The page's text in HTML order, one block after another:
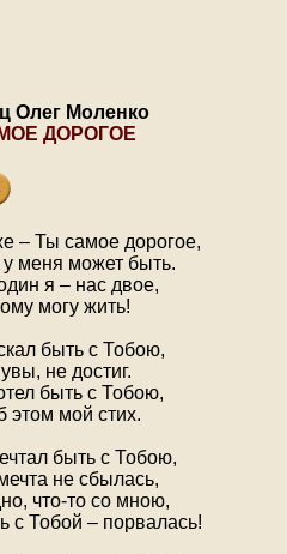
Олег Моленко
ДОРОГОЕ
– Ты самое дорогое,
у меня может быть.
я – нас двое,
могу жить!
быть с Тобою,
не достиг.
быть с Тобою,
этом мой стих.
быть с Тобою,
не сбылась,
что-то со мною,
с Тобой – порвалась!